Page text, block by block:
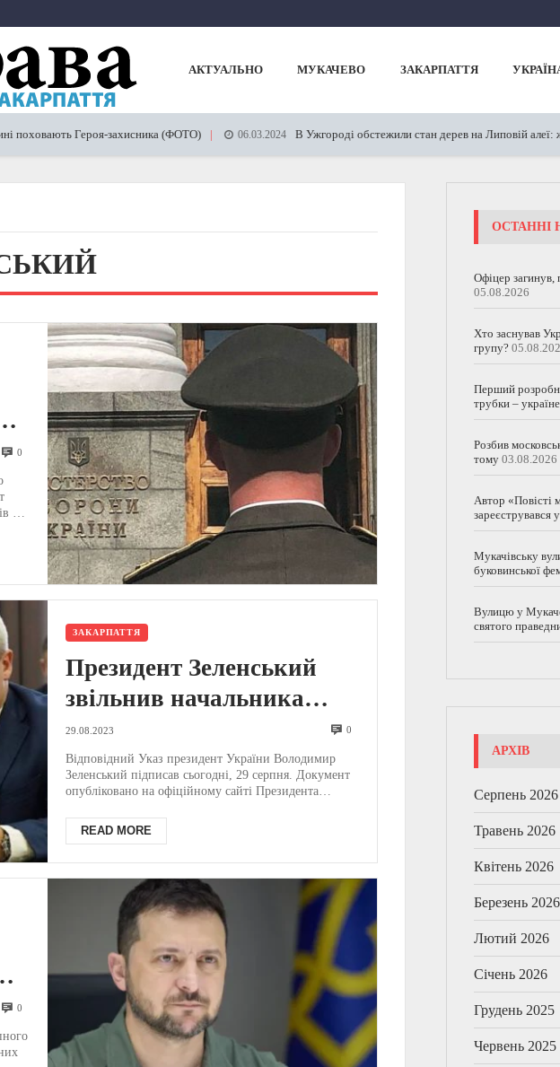
АКТУАЛЬНО МУКАЧЕВО ЗАКАРПАТТЯ
Героя-захисника (ФОТО) 06.03.2024 В Ужгороді обстежили стан дерев на Липовій алеї: жодне не
0
та
ЗАКАРПАТТЯ
Президент Зеленський
звільнив начальника
Управління СБУ в
Закарпатській області –
Указ
29.08.2023 0
Відповідний Указ президент України Володимир
Зеленський підписав сьогодні, 29 серпня. Документ
опубліковано на офіційному сайті Президента
READ MORE
0
ОСТАННІ
Офіцер загинув,
05.08.2026
Хто заснував
групу?
Перший
трубки –
Розбив
тому 03.08.2026
Автор «Повісті
зареєструвався
Мукачівську
буковинської
Вулицю у
святого
АРХІВ
Серпень 2026
Травень 2026
Квітень 2026
Березень 2026
Лютий 2026
Січень 2026
Грудень 2025
Червень 2025